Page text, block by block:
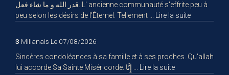
قدر الله و ما شاء فعل. L' ancienne communauté s'effrite peu à
peu selon les désirs de l'Éternel. Tellement ... Lire la suite
3 Milianais Le 07/08/2026
Sincères condoléances à sa famille et à ses proches. Qu'allah
lui accorde Sa Sainte Miséricorde. إِنَّا ... Lire la suite